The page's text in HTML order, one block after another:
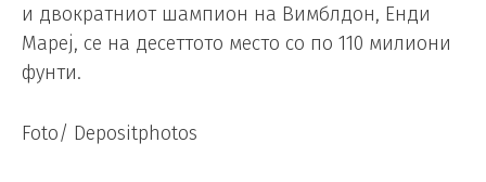
и двократниот шампион на Вимблдон, Енди
Мареј, се на десеттото место со по 110 милиони
фунти.
Foto/ Depositphotos